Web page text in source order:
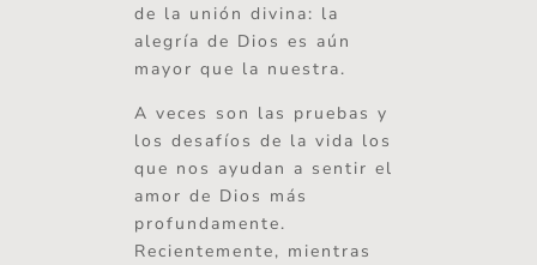
de la unión divina: la
alegría de Dios es aún
mayor que la nuestra.
A veces son las pruebas y
los desafíos de la vida los
que nos ayudan a sentir el
amor de Dios más
profundamente.
Recientemente, mientras